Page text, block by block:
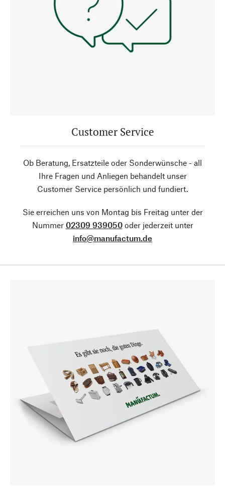
Customer Service
Ob Beratung, Ersatzteile oder Sonderwünsche - all
Ihre Fragen und Anliegen behandelt unser
Customer Service persönlich und fundiert.
Sie erreichen uns von Montag bis Freitag unter der
Nummer 02309 939050oder jederzeit unter
info@manufactum.de